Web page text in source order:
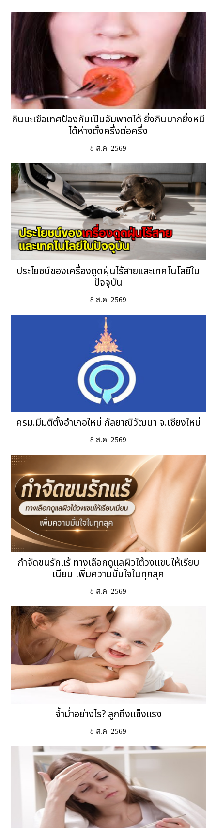
กินมะเขือเทศป้องกันเป็นอัมพาตได้ ยิ่งกินมากยิ่งหนี
ได้ห่างตั้งครึ่งต่อครึ่ง
8 ส.ค. 2569
ประโยชน์ของเครื่องดูดฝุ่นไร้สายและเทคโนโลยีใน
ปัจจุบัน
8 ส.ค. 2569
ครม.มีมติตั้งอำเภอใหม่ กัลยาณิวัฒนา จ.เชียงใหม่
8 ส.ค. 2569
กำจัดขนรักแร้ ทางเลือกดูแลผิวใต้วงแขนให้เรียบ
เนียน เพิ่มความมั่นใจในทุกลุค
8 ส.ค. 2569
จ้ำม่ำอย่างไร? ลูกถึงแข็งแรง
8 ส.ค. 2569